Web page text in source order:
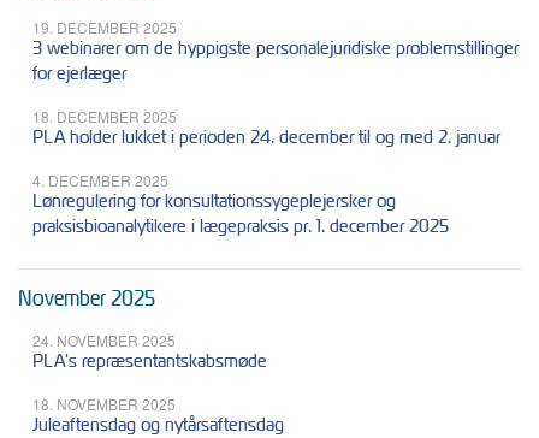
19. DECEMBER 2025
3 webinarer om de hyppigste personalejuridiske problemstillinger
for ejerlæger
18. DECEMBER 2025
PLA holder lukket i perioden 24. december til og med 2. januar
4. DECEMBER 2025
Lønregulering for konsultationssygeplejersker og
praksisbioanalytikere i lægepraksis pr. 1. december 2025
November 2025
24. NOVEMBER 2025
PLA's repræsentantskabsmøde
18. NOVEMBER 2025
Juleaftensdag og nytårsaftensdag